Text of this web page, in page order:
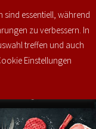
sind essentiell, während
zu verbessern. In
treffen und auch
Einstellungen